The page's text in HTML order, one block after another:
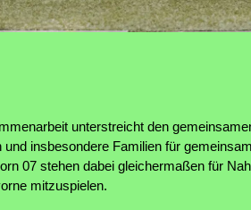
unterstreicht den
insbesondere Familien für
07 stehen dabei gleichermaßen für
mitzuspielen.